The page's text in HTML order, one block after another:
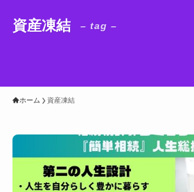
資産凍結 – tag –
ホーム 資産凍結